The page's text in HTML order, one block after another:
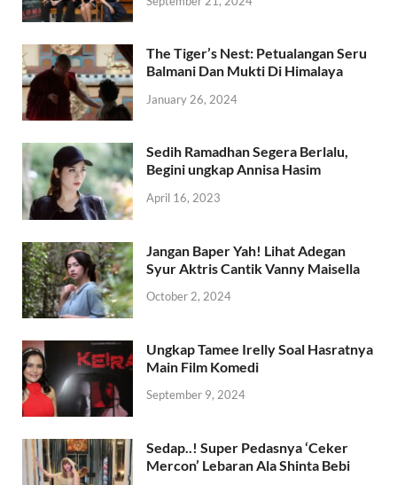
The Tiger’s Nest: Petualangan Seru
Balmani Dan Mukti Di Himalaya
January 26, 2024
Sedih Ramadhan Segera Berlalu,
Begini ungkap Annisa Hasim
April 16, 2023
Jangan Baper Yah! Lihat Adegan
Syur Aktris Cantik Vanny Maisella
October 2, 2024
Ungkap Tamee Irelly Soal Hasratnya
Main Film Komedi
September 9, 2024
Sedap..! Super Pedasnya ‘Ceker
Mercon’ Lebaran Ala Shinta Bebi